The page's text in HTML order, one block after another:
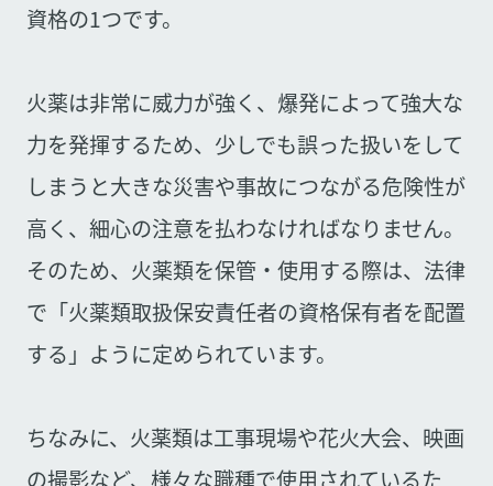
資格の1つです。
火薬は非常に威力が強く、爆発によって強大な
力を発揮するため、少しでも誤った扱いをして
しまうと大きな災害や事故につながる危険性が
高く、細心の注意を払わなければなりません。
そのため、火薬類を保管・使用する際は、法律
で「火薬類取扱保安責任者の資格保有者を配置
する」ように定められています。
ちなみに、火薬類は工事現場や花火大会、映画
の撮影など、様々な職種で使用されているた